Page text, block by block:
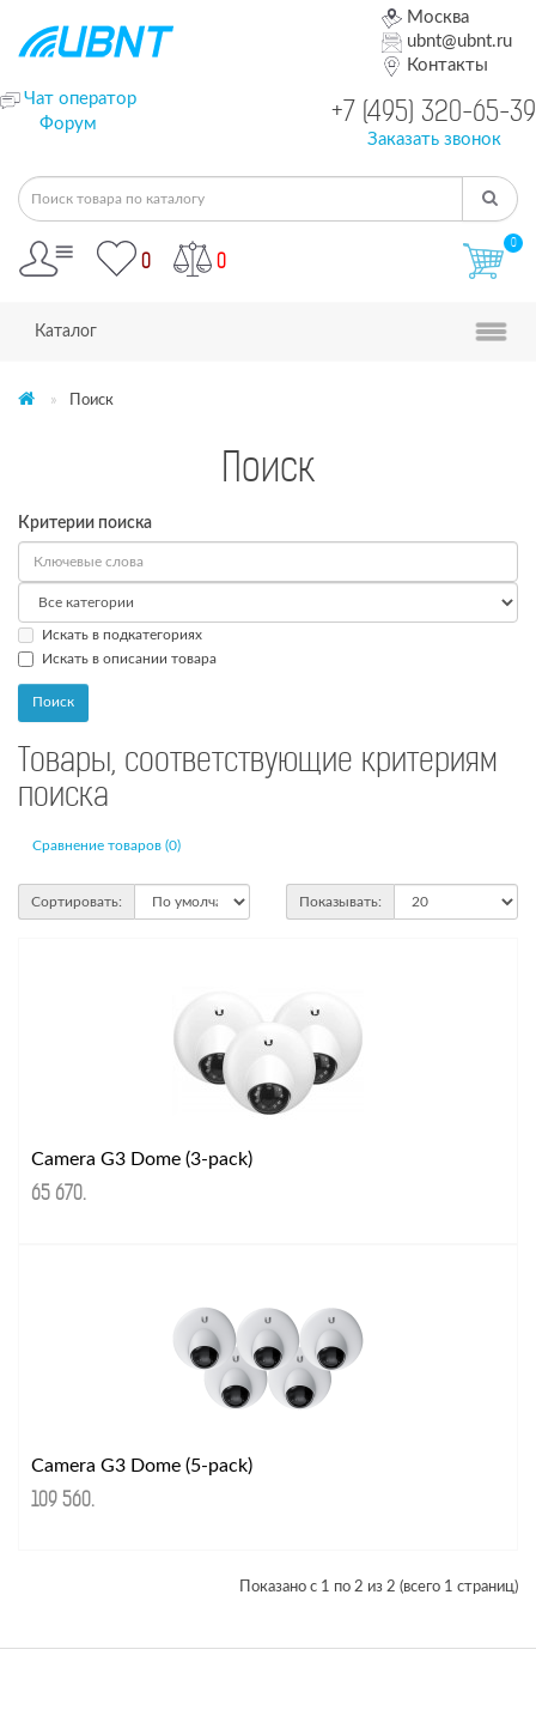
Москва
ubnt@ubnt.ru
Контакты
Чат оператор
Форум
+7 (495) 320-65-39
Заказать звонок
0 0
0
Каталог
Поиск
Поиск
Критерии поиска
Искать в подкатегориях
Искать в описании товара
Товары, соответствующие критериям
поиска
Сравнение товаров (0)
Сортировать: Показывать:
Camera G3 Dome (3-pack)
65 670.
Camera G3 Dome (5-pack)
109 560.
Показано с 1 по 2 из 2 (всего 1 страниц)